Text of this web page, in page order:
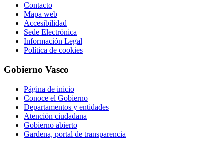
Contacto
Mapa web
Accesibilidad
Sede Electrónica
Información Legal
Política de cookies
Gobierno Vasco
Página de inicio
Conoce el Gobierno
Departamentos y entidades
Atención ciudadana
Gobierno abierto
Gardena, portal de transparencia